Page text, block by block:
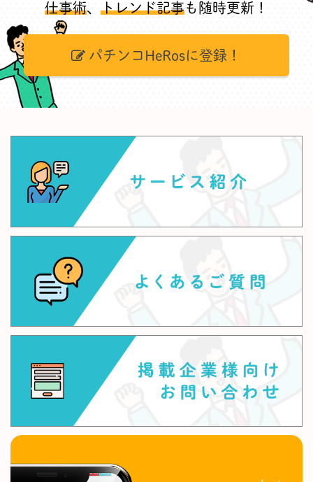
仕事術、 トレンド記事も随時更新！
パチンコHeRosに登録！